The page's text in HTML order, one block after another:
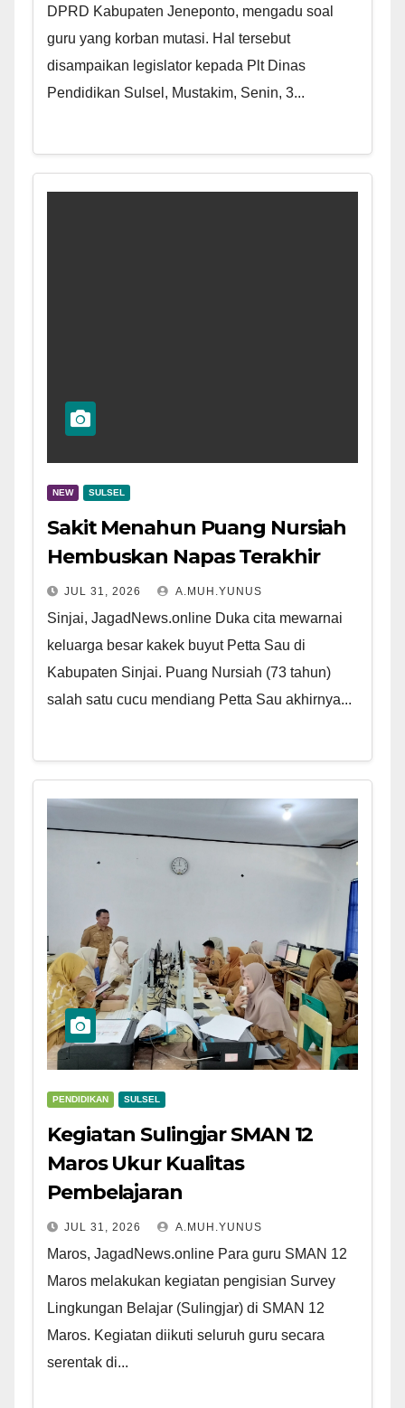
DPRD Kabupaten Jeneponto, mengadu soal
guru yang korban mutasi. Hal tersebut
disampaikan legislator kepada Plt Dinas
Pendidikan Sulsel, Mustakim, Senin, 3...
NEW SULSEL
Sakit Menahun Puang Nursiah
Hembuskan Napas Terakhir
JUL 31, 2026 A.MUH.YUNUS
Sinjai, JagadNews.online Duka cita mewarnai
keluarga besar kakek buyut Petta Sau di
Kabupaten Sinjai. Puang Nursiah (73 tahun)
salah satu cucu mendiang Petta Sau akhirnya...
PENDIDIKAN SULSEL
Kegiatan Sulingjar SMAN 12
Maros Ukur Kualitas
Pembelajaran
JUL 31, 2026 A.MUH.YUNUS
Maros, JagadNews.online Para guru SMAN 12
Maros melakukan kegiatan pengisian Survey
Lingkungan Belajar (Sulingjar) di SMAN 12
Maros. Kegiatan diikuti seluruh guru secara
serentak di...